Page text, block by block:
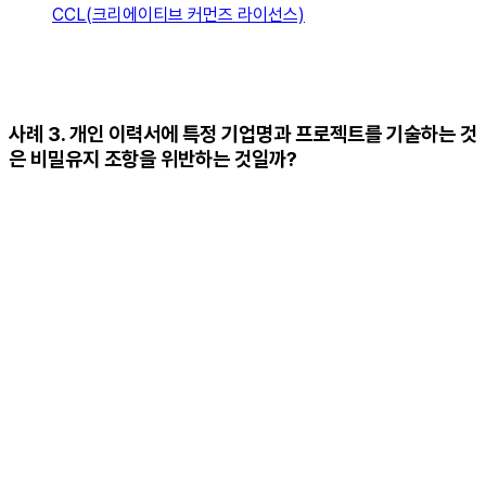
CCL(크리에이티브 커먼즈 라이선스)
사례 3. 개인 이력서에 특정 기업명과 프로젝트를 기술하는 것
은 비밀유지 조항을 위반하는 것일까?